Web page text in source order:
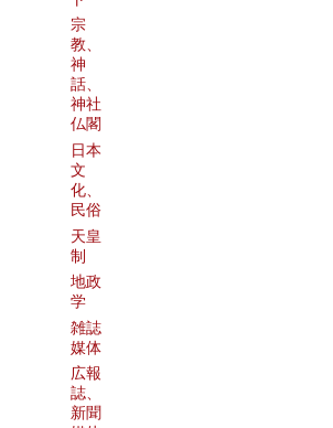
宗
教、
神
話、
神社
仏閣
日本
文
化、
民俗
天皇
制
地政
学
雑誌
媒体
広報
誌、
新聞